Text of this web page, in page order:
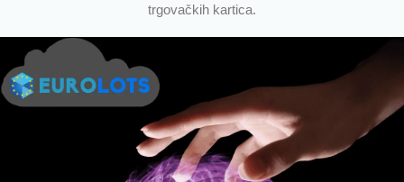
trgovačkih kartica.